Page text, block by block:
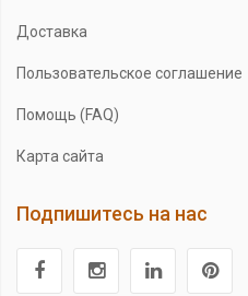
Доставка
Пользовательское соглашение
Помощь (FAQ)
Карта сайта
Подпишитесь на нас